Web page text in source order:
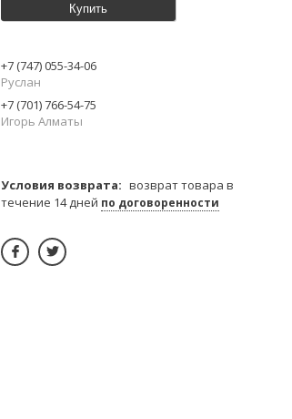
Купить
+7 (747) 055-34-06
Руслан
+7 (701) 766-54-75
Игорь Алматы
возврат товара в
течение 14 дней по договоренности